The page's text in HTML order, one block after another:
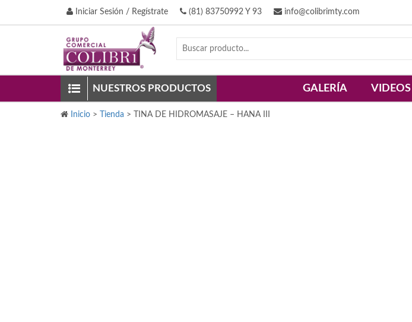
Iniciar Sesión / Regístrate (81) 83750992 Y 93 info@colibrimty.com
NUESTROS PRODUCTOS GALERÍA VIDEOS
Inicio > Tienda > TINA DE HIDROMASAJE – HANA III